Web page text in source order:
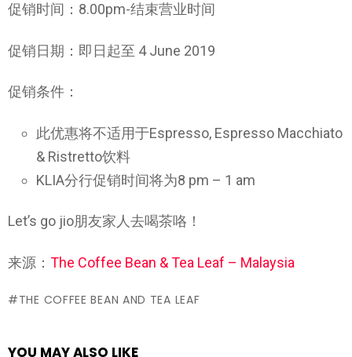
促销时间：8.00pm-结束营业时间
促销日期：即日起至 4 June 2019
促销条件：
此优惠将不适用于Espresso, Espresso Macchiato
& Ristretto饮料
KLIA分行促销时间将为8 pm – 1 am
Let’s go jio朋友家人去喝茶咯！
来源： The Coffee Bean & Tea Leaf – Malaysia
THE COFFEE BEAN AND TEA LEAF
YOU MAY ALSO LIKE